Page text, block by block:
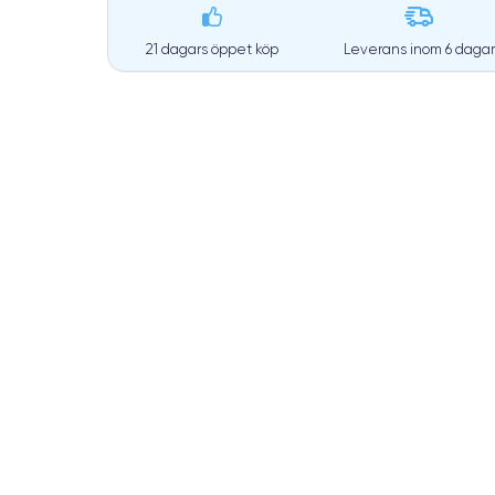
21 dagars öppet köp Leverans inom 6 dagar